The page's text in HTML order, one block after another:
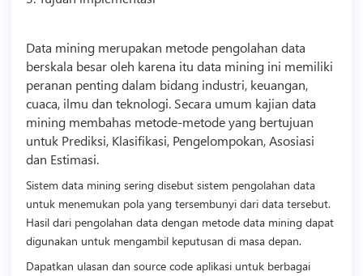
Data mining merupakan metode pengolahan data
berskala besar oleh karena itu data mining ini memiliki
peranan penting dalam bidang industri, keuangan,
cuaca, ilmu dan teknologi. Secara umum kajian data
mining membahas metode-metode yang bertujuan
untuk Prediksi, Klasifikasi, Pengelompokan, Asosiasi
dan Estimasi.
Sistem data mining sering disebut sistem pengolahan data
untuk menemukan pola yang tersembunyi dari data tersebut.
Hasil dari pengolahan data dengan metode data mining dapat
digunakan untuk mengambil keputusan di masa depan.
Dapatkan ulasan dan source codeaplikasi untuk berbagai